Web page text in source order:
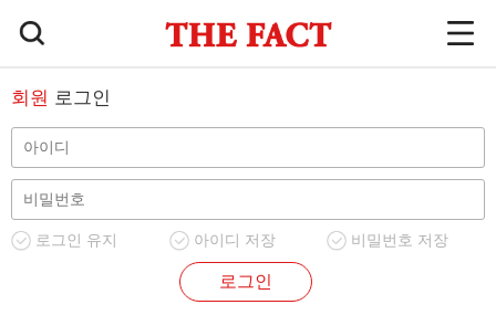
회원 로그인
로그인 유지 아이디 저장 비밀번호 저장
로그인